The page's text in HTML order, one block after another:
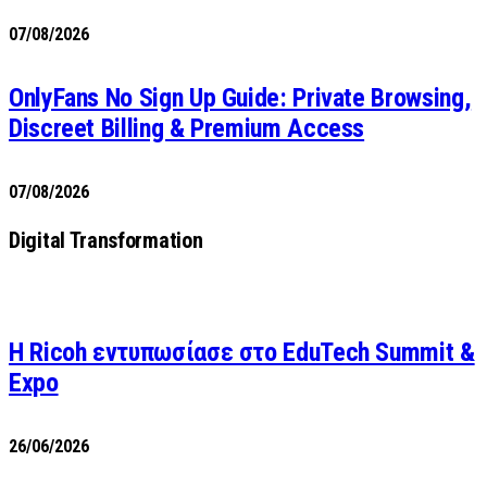
07/08/2026
OnlyFans No Sign Up Guide: Private Browsing,
Discreet Billing & Premium Access
07/08/2026
Digital Transformation
Η Ricoh εντυπωσίασε στο EduTech Summit &
Expo
26/06/2026